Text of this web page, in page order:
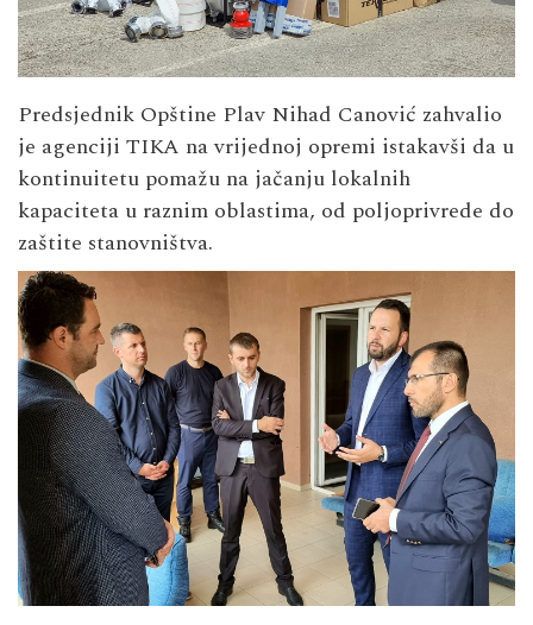
Predsjednik Opštine Plav Nihad Canović zahvalio
je agenciji TIKA na vrijednoj opremi istakavši da u
kontinuitetu pomažu na jačanju lokalnih
kapaciteta u raznim oblastima, od poljoprivrede do
zaštite stanovništva.